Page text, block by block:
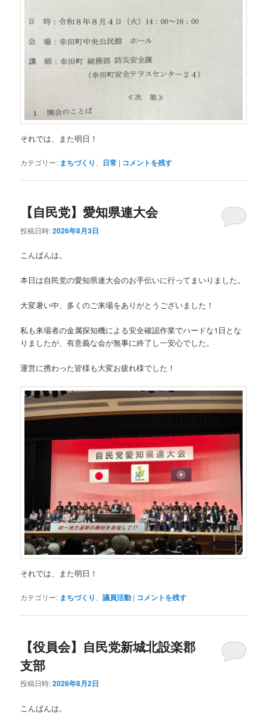
それでは、また明日！
カテゴリー: まちづくり 日常 | コメントを残す
【自民党】愛知県連大会
投稿日時:2026年8月3日
こんばんは。
本日は自民党の愛知県連大会のお手伝いに行ってまいりました。
大変暑い中、多くのご来場をありがとうございました！
私も来場者の金属探知機による安全確認作業でハードな1日とな
りましたが、有意義な会が無事に終了し一安心でした。
運営に携わった皆様も大変お疲れ様でした！
それでは、また明日！
カテゴリー: まちづくり 、議員活動 | コメントを残す
【役員会】自民党新城北設楽郡
支部
投稿日時:2026年8月2日
こんばんは。